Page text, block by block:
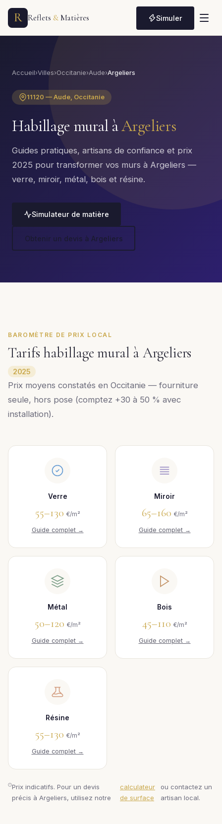
R Reflets &Matières Simuler
Accueil›Villes›Occitanie›Aude›Argeliers
11120 — Aude, Occitanie
Habillage mural àArgeliers
Guides pratiques, artisans de confiance et prix
2025 pour transformer vos murs à Argeliers —
verre, miroir, métal, bois et résine.
Simulateur de matière
Obtenir un devis à Argeliers
BAROMÈTRE DE PRIX LOCAL
Tarifs habillage mural à Argeliers
2025
Prix moyens constatés en Occitanie — fourniture
seule, hors pose (comptez +30 à 50 % avec
installation).
Verre
55–130 €/m²
Guide complet →
Miroir
65–160 €/m²
Guide complet →
Métal
50–120 €/m²
Guide complet →
Bois
45–110 €/m²
Guide complet →
Résine
55–130 €/m²
Guide complet →
Prix indicatifs. Pour un devis
précis à Argeliers, utilisez notre
calculateur
de surface
ou contactez un
artisan local.